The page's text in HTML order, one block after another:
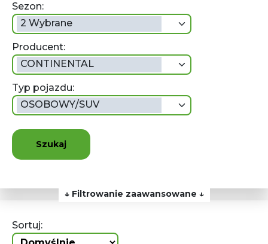
Sezon:
2 Wybrane
Producent:
CONTINENTAL
Typ pojazdu:
OSOBOWY/SUV
Szukaj
↓ Filtrowanie zaawansowane ↓
Sortuj: